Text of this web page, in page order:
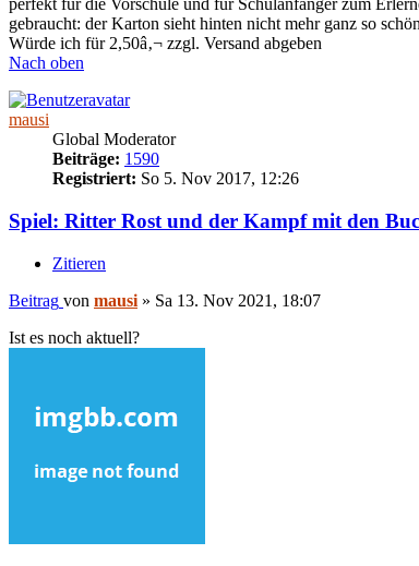
perfekt für die Vorschule und für Schulanfänger zum
gebraucht: der Karton sieht hinten nicht mehr ganz so
Würde ich für 2,50â‚¬ zzgl. Versand abgeben
Nach oben
mausi
Global Moderator
Beiträge: 1590
Registriert: So 5. Nov 2017, 12:26
Spiel: Ritter Rost und der Kampf mit den
Zitieren
Beitrag von mausi » Sa 13. Nov 2021, 18:07
Ist es noch aktuell?